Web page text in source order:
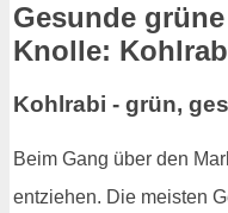
Gesunde grüne
Knolle:
Kohlrabi - grün,
Beim Gang über den
entziehen. Die meisten